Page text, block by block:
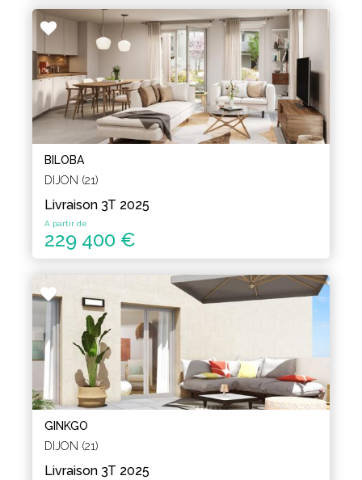
BILOBA
DIJON (21)
Livraison 3T 2025
A partir de
229 400 €
GINKGO
DIJON (21)
Livraison 3T 2025